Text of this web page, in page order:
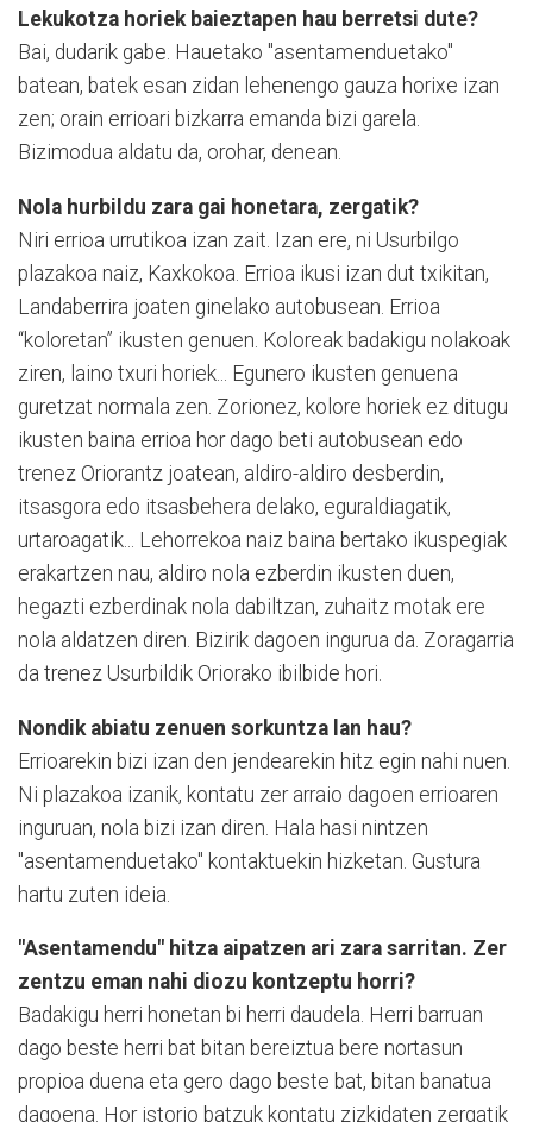
Lekukotza horiek baieztapen hau berretsi dute?
Bai, dudarik gabe. Hauetako "asentamenduetako"
batean, batek esan zidan lehenengo gauza horixe izan
zen; orain errioari bizkarra emanda bizi garela.
Bizimodua aldatu da, orohar, denean.
Nola hurbildu zara gai honetara, zergatik?
Niri errioa urrutikoa izan zait. Izan ere, ni Usurbilgo
plazakoa naiz, Kaxkokoa. Errioa ikusi izan dut txikitan,
Landaberrira joaten ginelako autobusean. Errioa
“koloretan” ikusten genuen. Koloreak badakigu nolakoak
ziren, laino txuri horiek... Egunero ikusten genuena
guretzat normala zen. Zorionez, kolore horiek ez ditugu
ikusten baina errioa hor dago beti autobusean edo
trenez Oriorantz joatean, aldiro-aldiro desberdin,
itsasgora edo itsasbehera delako, eguraldiagatik,
urtaroagatik... Lehorrekoa naiz baina bertako ikuspegiak
erakartzen nau, aldiro nola ezberdin ikusten duen,
hegazti ezberdinak nola dabiltzan, zuhaitz motak ere
nola aldatzen diren. Bizirik dagoen ingurua da. Zoragarria
da trenez Usurbildik Oriorako ibilbide hori.
Nondik abiatu zenuen sorkuntza lan hau?
Errioarekin bizi izan den jendearekin hitz egin nahi nuen.
Ni plazakoa izanik, kontatu zer arraio dagoen errioaren
inguruan, nola bizi izan diren. Hala hasi nintzen
"asentamenduetako" kontaktuekin hizketan. Gustura
hartu zuten ideia.
"Asentamendu" hitza aipatzen ari zara sarritan. Zer
zentzu eman nahi diozu kontzeptu horri?
Badakigu herri honetan bi herri daudela. Herri barruan
dago beste herri bat bitan bereiztua bere nortasun
propioa duena eta gero dago beste bat, bitan banatua
dagoena. Hor istorio batzuk kontatu zizkidaten zergatik